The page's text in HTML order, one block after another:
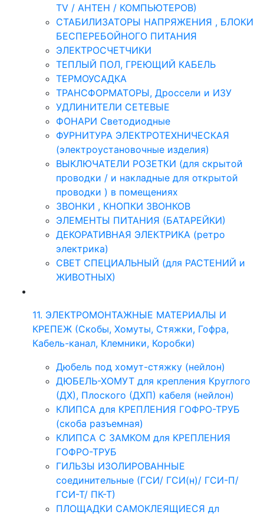
TV / АНТЕН / КОМПЬЮТЕРОВ)
СТАБИЛИЗАТОРЫ НАПРЯЖЕНИЯ , БЛОКИ
БЕСПЕРЕБОЙНОГО ПИТАНИЯ
ЭЛЕКТРОСЧЕТЧИКИ
ТЕПЛЫЙ ПОЛ, ГРЕЮЩИЙ КАБЕЛЬ
ТЕРМОУСАДКА
ТРАНСФОРМАТОРЫ, Дроссели и ИЗУ
УДЛИНИТЕЛИ СЕТЕВЫЕ
ФОНАРИ Светодиодные
ФУРНИТУРА ЭЛЕКТРОТЕХНИЧЕСКАЯ
(электроустановочные изделия)
ВЫКЛЮЧАТЕЛИ РОЗЕТКИ (для скрытой
проводки / и накладные для открытой
проводки ) в помещениях
ЗВОНКИ , КНОПКИ ЗВОНКОВ
ЭЛЕМЕНТЫ ПИТАНИЯ (БАТАРЕЙКИ)
ДЕКОРАТИВНАЯ ЭЛЕКТРИКА (ретро
электрика)
СВЕТ СПЕЦИАЛЬНЫЙ (для РАСТЕНИЙ и
ЖИВОТНЫХ)
11. ЭЛЕКТРОМОНТАЖНЫЕ МАТЕРИАЛЫ И
КРЕПЕЖ (Скобы, Хомуты, Стяжки, Гофра,
Кабель-канал, Клемники, Коробки)
Дюбель под хомут-стяжку (нейлон)
ДЮБЕЛЬ-ХОМУТ для крепления Круглого
(ДХ), Плоского (ДХП) кабеля (нейлон)
КЛИПСА для КРЕПЛЕНИЯ ГОФРО-ТРУБ
(скоба разъемная)
КЛИПСА С ЗАМКОМ для КРЕПЛЕНИЯ
ГОФРО-ТРУБ
ГИЛЬЗЫ ИЗОЛИРОВАННЫЕ
соединительные (ГСИ/ ГСИ(н)/ ГСИ-П/
ГСИ-Т/ ПК-Т)
ПЛОЩАДКИ САМОКЛЕЯЩИЕСЯ дл